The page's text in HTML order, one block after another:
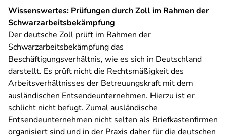
Wissenswertes: Prüfungen durch Zoll im Rahmen der
Schwarzarbeitsbekämpfung
Der deutsche Zoll prüft im Rahmen der
Schwarzarbeitsbekämpfung das
Beschäftigungsverhältnis, wie es sich in Deutschland
darstellt. Es prüft nicht die Rechtsmäßigkeit des
Arbeitsverhältnisses der Betreuungskraft mit dem
ausländischen Entsendeunternehmen. Hierzu ist er
schlicht nicht befugt. Zumal ausländische
Entsendeunternehmen nicht selten als Briefkastenfirmen
organisiert sind und in der Praxis daher für die deutschen